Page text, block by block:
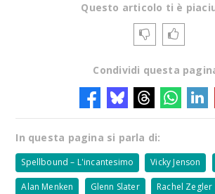
Questo articolo ti è
Condividi questa
In questa pagina si parla di:
Spellbound – L'incantesimo Vicky Jenson
Alan Menken Glenn Slater Rachel Zegler